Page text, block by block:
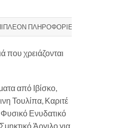
ΠΛΗΡΟΦΟΡΊΕΣ
που χρειάζονται
από Ιβίσκο,
Τουλίπα, Καριτέ
Φυσικό Ενυδατικό
Άργιλο για